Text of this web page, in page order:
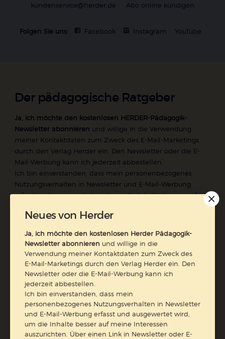
kundenservice@herder.de
Abo online kündigen
Folgen Sie uns: Facebook Instagram YouTube
Der pädagogische Ratgeber
Ja, ich möchte den kostenlosen HERDER-Pädagogik-
Newsletter abonnieren und willige in die Verwendung
meiner Kontaktdaten zum Zweck des E-Mail-Marketings
durch den Verlag Herder ein. Den Newsletter oder die E-
Mail-Werbung kann ich jederzeit abbestellen.
Ich bin einverstanden, dass mein personenbezogenes
Nutzungsverhalten in Newsletter und E-Mail-Werbung
erfasst und ausgewertet wird, um die Inhalte besser auf
Newsletter oder E-Mail kann ich diese Funktion jederzeit
Weiterführende Informationen finden Sie in unseren
Datenschutzhinweisen
E-Mail
Jetzt anmelden
Neues von Herder
Ja, ich möchte den kostenlosen Herder Pädagogik-
Newsletter abonnieren und willige in die
Verwendung meiner Kontaktdaten zum Zweck des
E-Mail-Marketings durch den Verlag Herder ein. Den
Newsletter oder die E-Mail-Werbung kann ich
jederzeit abbestellen.
Ich bin einverstanden, dass mein
personenbezogenes Nutzungsverhalten in Newsletter
und E-Mail-Werbung erfasst und ausgewertet wird,
um die Inhalte besser auf meine Interessen
auszurichten. Über einen Link in Newsletter oder E-